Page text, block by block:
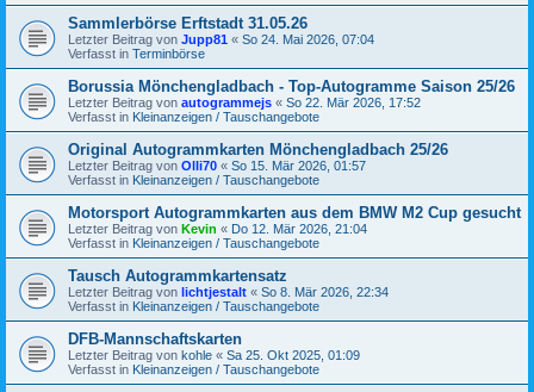
Sammlerbörse Erftstadt 31.05.26
Letzter Beitrag von Jupp81 « So 24. Mai 2026, 07:04
Verfasst in Terminbörse
Borussia Mönchengladbach - Top-Autogramme Saison 25/26
Letzter Beitrag von autogrammejs « So 22. Mär 2026, 17:52
Verfasst in Kleinanzeigen / Tauschangebote
Original Autogrammkarten Mönchengladbach 25/26
Letzter Beitrag von Olli70 « So 15. Mär 2026, 01:57
Verfasst in Kleinanzeigen / Tauschangebote
Motorsport Autogrammkarten aus dem BMW M2 Cup gesucht
Letzter Beitrag von Kevin « Do 12. Mär 2026, 21:04
Verfasst in Kleinanzeigen / Tauschangebote
Tausch Autogrammkartensatz
Letzter Beitrag von lichtjestalt « So 8. Mär 2026, 22:34
Verfasst in Kleinanzeigen / Tauschangebote
DFB-Mannschaftskarten
Letzter Beitrag von kohle « Sa 25. Okt 2025, 01:09
Verfasst in Kleinanzeigen / Tauschangebote